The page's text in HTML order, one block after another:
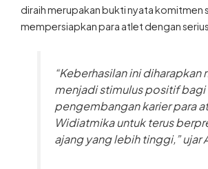
mempersiapkan para atlet dengan
menjadi stimulus positif bagi
pengembangan karier para
Widiatmika untuk terus
ajang yang lebih tinggi,” ujar